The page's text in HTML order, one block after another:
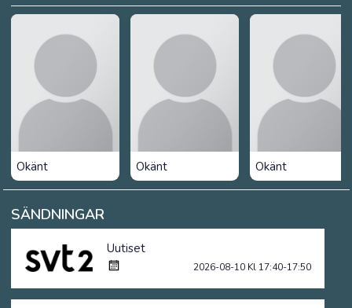
Okänt Okänt Okänt
SÄNDNINGAR
Uutiset
2026-08-10 Kl 17:40-17:50